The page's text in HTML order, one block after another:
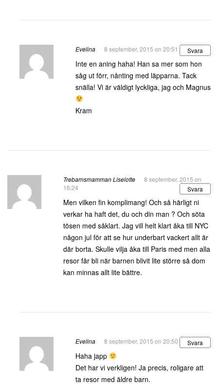
Evelina 8 september, 2015 on 20:51 Svara
Inte en aning haha! Han sa mer som hon
såg ut förr, nånting med läpparna. Tack
snälla! Vi är väldigt lyckliga, jag och Magnus
Kram
Trebarnsmamman Liselotte
8 september, 2015 on
16:24
Svara
Men vilken fin komplimang! Och så härligt ni
verkar ha haft det, du och din man ? Och söta
tösen med såklart. Jag vill helt klart åka till NYC
någon jul för att se hur underbart vackert allt är
där borta. Skulle vilja åka till Paris med men alla
resor får bli när barnen blivit lite större så dom
kan minnas allt lite bättre.
Evelina 8 september, 2015 on 20:50 Svara
Haha japp
Det har vi verkligen! Ja precis, roligare att
ta resor med äldre barn.